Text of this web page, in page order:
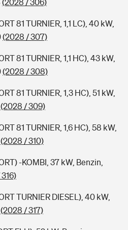
(2028 / 306)
81 TURNIER, 1,1 LC), 40 kW,
(2028 / 307)
81 TURNIER, 1,1 HC), 43 kW,
(2028 / 308)
81 TURNIER, 1,3 HC), 51 kW,
(2028 / 309)
81 TURNIER, 1,6 HC), 58 kW,
(2028 / 310)
-KOMBI, 37 kW, Benzin,
TURNIER DIESEL), 40 kW,
(2028 / 317)